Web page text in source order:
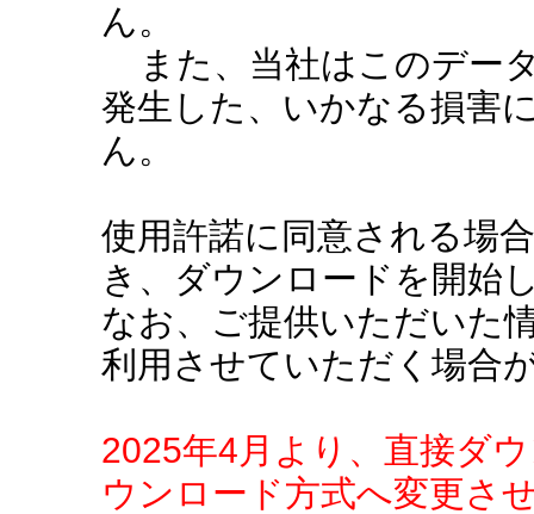
ん。
また、当社はこのデー
発生した、いかなる損害
ん。
使用許諾に同意される場
き、ダウンロードを開始
なお、ご提供いただいた
利用させていただく場合
2025年4月より、直接ダ
ウンロード方式へ変更さ